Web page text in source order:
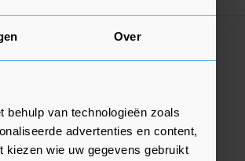
Over
van technologieën zoals
advertenties en content,
kiezen wie uw gegevens gebruikt